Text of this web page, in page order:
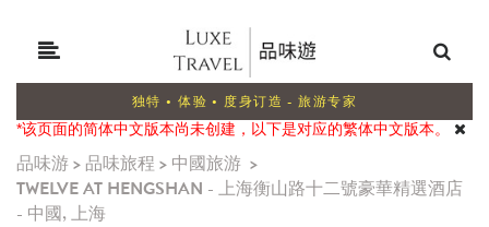
独特 • 体验 • 度身订造 - 旅游专家
*该页面的简体中文版本尚未创建，以下是对应的繁体中文版本。
品味游> 品味旅程 > 中國旅游 >
TWELVE AT HENGSHAN - 上海衡山路十二號豪華精選酒店
- 中國, 上海